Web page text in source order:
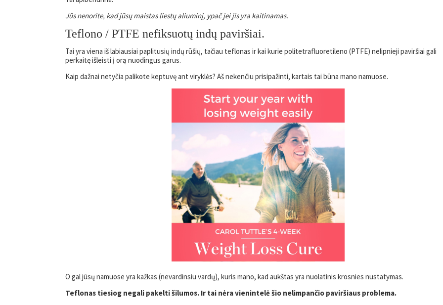
Jūs nenorite, kad jūsų maistas liestų aliuminį, ypač jei jis yra kaitinamas.
Teflono / PTFE nefiksuotų indų paviršiai.
Tai yra viena iš labiausiai paplitusių indų rūšių, tačiau teflonas ir kai kurie politetrafluoretileno (PTFE) nelipnieji paviršiai gali
perkaitę išleisti į orą nuodingus garus.
Kaip dažnai netyčia palikote keptuvę ant viryklės? Aš nekenčiu prisipažinti, kartais tai būna mano namuose.
O gal jūsų namuose yra kažkas (nevardinsiu vardų), kuris mano, kad aukštas yra nuolatinis krosnies nustatymas.
Teflonas tiesiog negali pakelti šilumos. Ir tai nėra vienintelė šio nelimpančio paviršiaus problema.